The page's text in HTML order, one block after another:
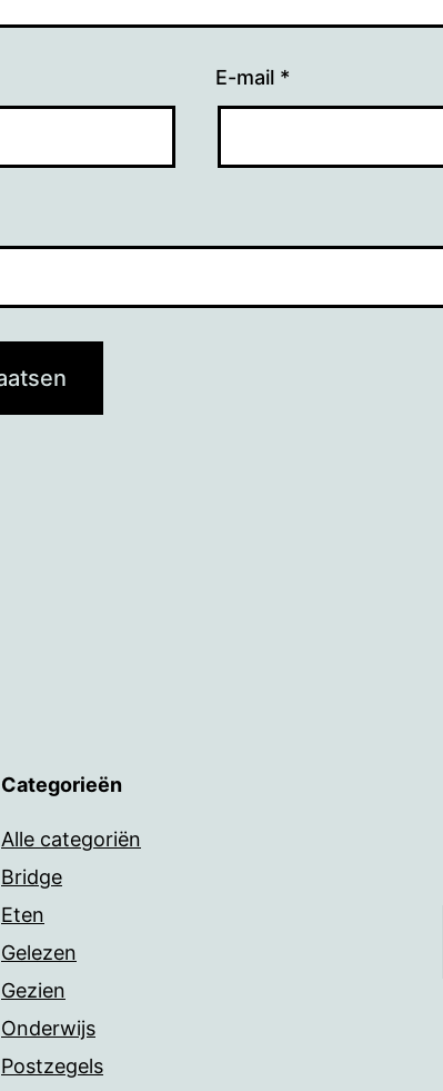
E-mail *
Categorieën
Alle categoriën
Bridge
Eten
Gelezen
Gezien
Onderwijs
Postzegels